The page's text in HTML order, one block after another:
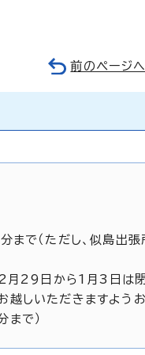
前のページ
で（ただし、似島出
月29日から1月3日は
しいただきますようお
で）